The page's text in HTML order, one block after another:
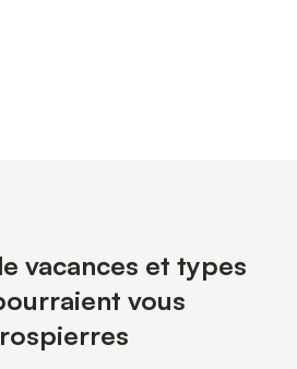
vacances et types
vous